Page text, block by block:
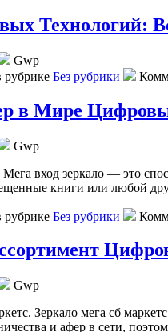
Технологий:
Gwp
рубрике Без рубрики
в Мире
Gwp
вход зеркало — это
книги или любой
рубрике Без рубрики
Gwp
Зеркало мега сб
и афер в сети,